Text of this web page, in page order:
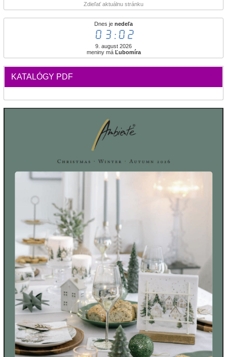
Zdieľať aktuálnu stránku
Dnes je nedeľa
03:02
9. august 2026
meniny má Ľubomíra
KATALÓGY PDF